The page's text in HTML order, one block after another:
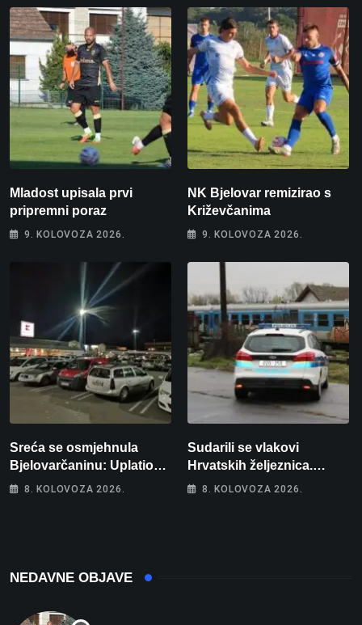
Mladost upisala prvi
pripremni poraz
9. KOLOVOZA 2026.
NK Bjelovar remizirao s
Križevčanima
9. KOLOVOZA 2026.
Sreća se osmjehnula
Bjelovarčaninu: Uplatio
samo 4 eura, a osvojio
8. KOLOVOZA 2026.
Sudarili se vlakovi
Hrvatskih željeznica.
Šestero osoba teško
8. KOLOVOZA 2026.
NEDAVNE OBJAVE